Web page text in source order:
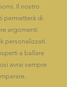
Il nostro
permetterà di
argomenti
personalizzati.
a ballare
avrai sempre